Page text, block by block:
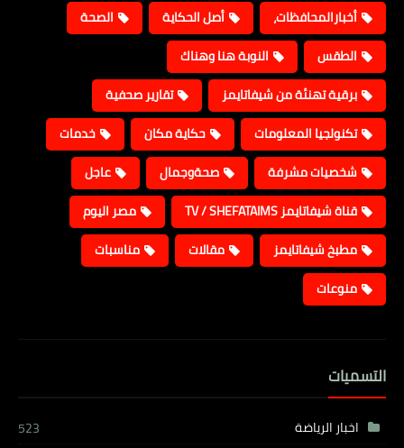
أخبارالمحافظات،
أصل الحكاية
الصحة
الطقس
النوبة هنا وهناك
برقية تهنئة من شيفاتايمز
تقارير صحفية
تكنولجيا المعلومات
حكاية مكان
خدمات
شخصيات مشرفة
صحةوجمال
عاجل
قناة شيفاتايمز TV / SHEFATAIMS
مصر اليوم
مطبخ شيفاتايمز
مقالات
مناسبات
منوعات
التسميات
اخبار الرياضة
523